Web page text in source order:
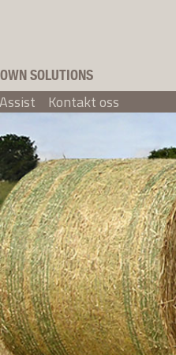
SOLUTIONS
Kontakt oss